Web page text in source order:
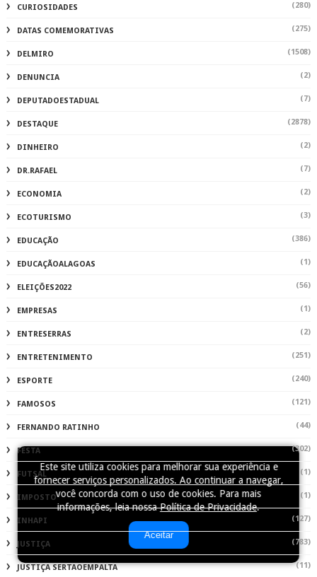
Este site utiliza cookies para melhorar sua experiência e
fornecer serviços personalizados. Ao continuar a navegar,
você concorda com o uso de cookies. Para mais
informações, leia nossaPolítica de Privacidade.
Aceitar
CURIOSIDADES (280)
DATAS COMEMORATIVAS (275)
DELMIRO (1508)
DENUNCIA (2)
DEPUTADOESTADUAL (7)
DESTAQUE (2878)
DINHEIRO (2)
DR.RAFAEL (7)
ECONOMIA (2)
ECOTURISMO (3)
EDUCAÇÃO (386)
EDUCAÇÃOALAGOAS (1)
ELEIÇÕES2022 (56)
EMPRESAS (1)
ENTRESERRAS (2)
ENTRETENIMENTO (251)
ESPORTE (240)
FAMOSOS (121)
FERNANDO RATINHO (44)
FESTA (302)
FUTSAL (1)
IMPOSTO (1)
INHAPI (127)
JUSTIÇA (783)
JUSTIÇA SERTAOEMPALTA (11)